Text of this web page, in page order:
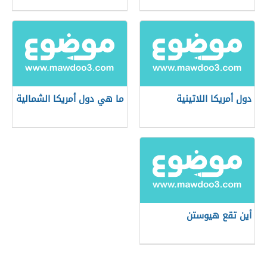
دول أمريكا اللاتينية ما هي دول أمريكا الشمالية
أين تقع هيوستن